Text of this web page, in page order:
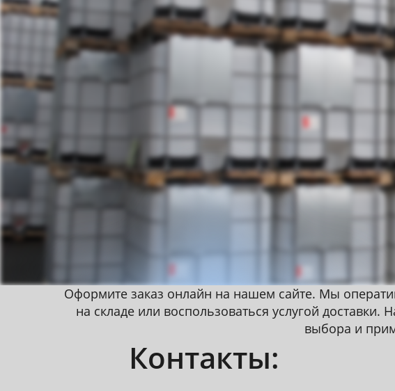
Оформите заказ онлайн на нашем сайте. Мы
на складе или воспользоваться услугой
выбора и
Контакты: